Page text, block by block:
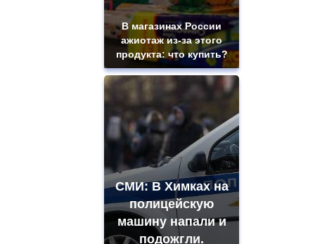
В магазинах России
ажиотаж из-за этого
продукта: что купить?
СМИ: В Химках на
полицейскую
машину напали и
подожгли.